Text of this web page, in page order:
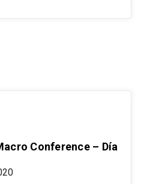
Conference – Día